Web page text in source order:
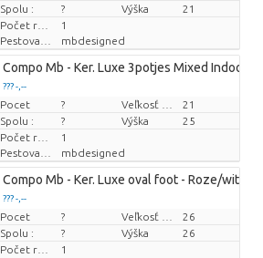
Spolu :
? Výška
21
Počet rastlín/črepník
1
mbdesigned
Compo Mb - Ker. Luxe 3potjes Mixed Indoor
??? -,--
Cena za kus
Pocet ?
21
Spolu :
? Výška
25
Počet rastlín/črepník
1
mbdesigned
Compo Mb - Ker. Luxe oval foot - Roze/wit
??? -,--
Cena za kus
Pocet ?
26
Spolu :
? Výška
26
Počet rastlín/črepník
1